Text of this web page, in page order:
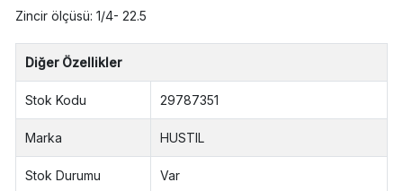
Zincir ölçüsü: 1/4- 22.5
Diğer Özellikler
Stok Kodu 29787351
Marka HUSTIL
Stok Durumu Var